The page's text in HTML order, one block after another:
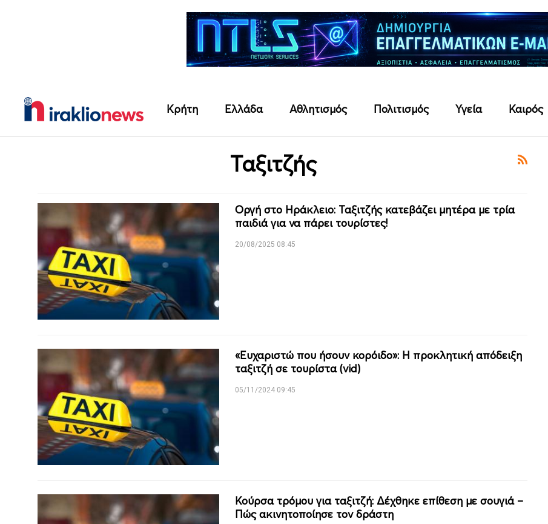
Κρήτη Ελλάδα Αθλητισμός Πολιτισμός Υγεία Καιρός
Ταξιτζής
Οργή στο Ηράκλειο: Ταξιτζής κατεβάζει μητέρα με τρία
παιδιά για να πάρει τουρίστες!
20/08/2025 08:45
«Ευχαριστώ που ήσουν κορόιδο»: Η προκλητική απόδειξη
ταξιτζή σε τουρίστα (vid)
05/11/2024 09:45
Κούρσα τρόμου για ταξιτζή: Δέχθηκε επίθεση με σουγιά –
Πώς ακινητοποίησε τον δράστη